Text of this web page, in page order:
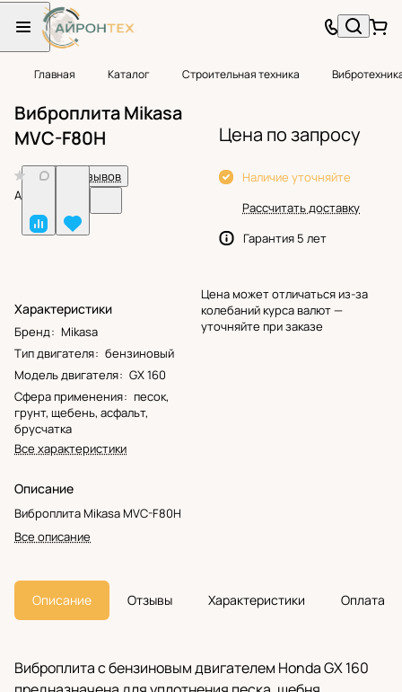
Главная Каталог Строительная техника
Виброплита Mikasa
MVC-F80H
Нет отзывов
Арт.
Характеристики
Бренд: Mikasa
Тип двигателя: бензиновый
Модель двигателя: GX 160
Сфера применения: песок,
грунт, щебень, асфальт,
брусчатка
Все характеристики
Описание
Виброплита Mikasa MVC-F80H
Все описание
Цена по запросу
Наличие уточняйте
Рассчитать доставку
Гарантия 5 лет
Цена может отличаться из-за
колебаний курса валют —
уточняйте при заказе
Описание Отзывы Характеристики Оплата
Виброплита с бензиновым двигателем Honda GX 160